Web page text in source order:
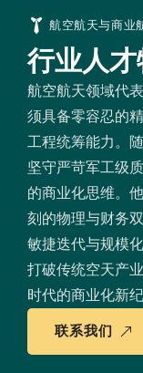
航空航天与商业
行业人
航空航天领域代
须具备零容忍的
工程统筹能力。
坚守严苛军工级
的商业化思维。
刻的物理与财务
敏捷迭代与规模
打破传统空天产
时代的商业化新纪
联系我们